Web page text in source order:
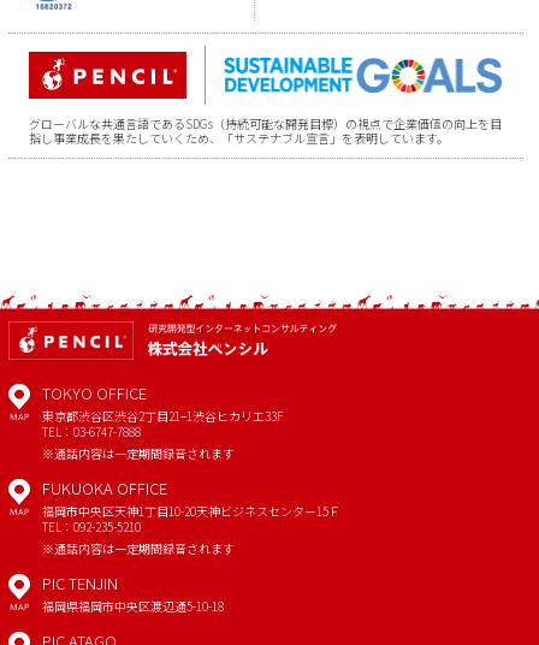
グローバルな共通言語であるSDGs（持続可能な開発目標）の視点で企業価値の向上を目
指し事業成長を果たしていくため、「サステナブル宣言」を表明しています。
MAP
TOKYO OFFICE
東京都渋谷区渋谷2丁目21−1渋谷ヒカリエ33F
TEL：03-6747-7888
※通話内容は一定期間録音されます
MAP
FUKUOKA OFFICE
福岡市中央区天神1丁目10-20天神ビジネスセンター15Ｆ
TEL：092-235-5210
※通話内容は一定期間録音されます
MAP
PIC TENJIN
福岡県福岡市中央区渡辺通5-10-18
PIC ATAGO